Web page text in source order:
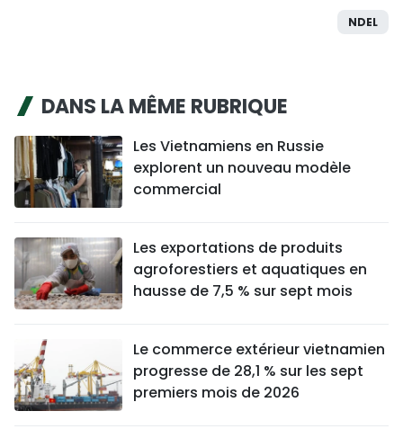
NDEL
DANS LA MÊME RUBRIQUE
Les Vietnamiens en Russie
explorent un nouveau modèle
commercial
Les exportations de produits
agroforestiers et aquatiques en
hausse de 7,5 % sur sept mois
Le commerce extérieur vietnamien
progresse de 28,1 % sur les sept
premiers mois de 2026